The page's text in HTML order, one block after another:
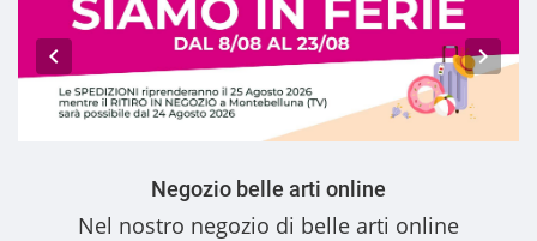
Negozio belle arti online
Nel nostro negozio di belle arti online